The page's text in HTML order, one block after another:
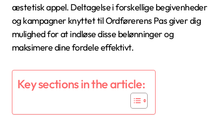
æstetisk appel. Deltagelse i forskellige begivenheder
og kampagner knyttet til Ordførerens Pas giver dig
mulighed for at indløse disse belønninger og
maksimere dine fordele effektivt.
Key sections in the article: